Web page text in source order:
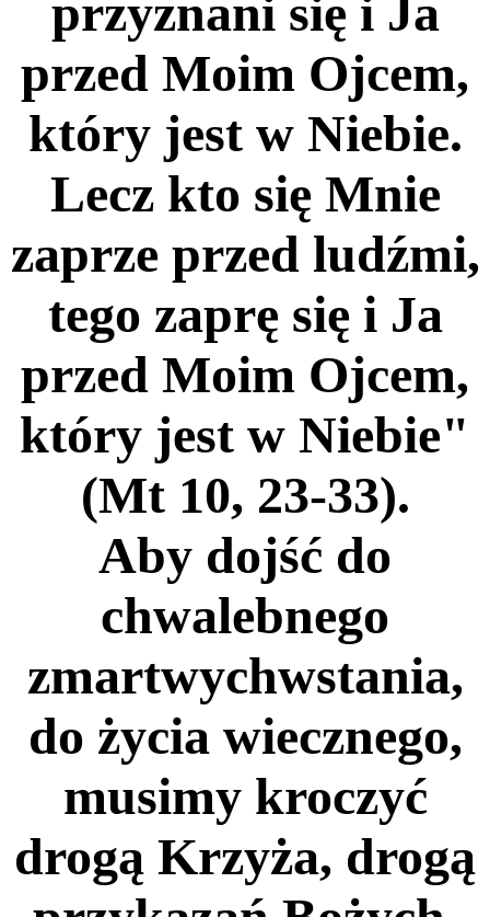
przyznani się i Ja
przed Moim Ojcem,
który jest w Niebie.
Lecz kto się Mnie
zaprze przed ludźmi,
tego zaprę się i Ja
przed Moim Ojcem,
który jest w Niebie"
(Mt 10, 23-33).
Aby dojść do
chwalebnego
zmartwychwstania,
do życia wiecznego,
musimy kroczyć
drogą Krzyża, drogą